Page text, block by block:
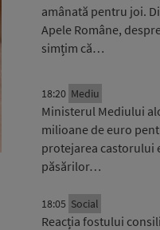
amânată pentru joi.
Apele Române,
simțim că…
18:20 Mediu
Ministerul Mediului
milioane de euro
protejarea castorului
păsărilor…
18:05 Social
Reacția fostului